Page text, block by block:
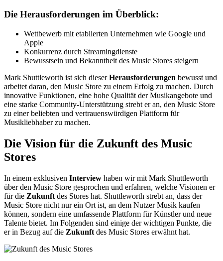
Die Herausforderungen im Überblick:
Wettbewerb mit etablierten Unternehmen wie Google und
Apple
Konkurrenz durch Streamingdienste
Bewusstsein und Bekanntheit des Music Stores steigern
Mark Shuttleworth ist sich dieserHerausforderungen bewusst und
arbeitet daran, den Music Store zu einem Erfolg zu machen. Durch
innovative Funktionen, eine hohe Qualität der Musikangebote und
eine starke Community-Unterstützung strebt er an, den Music Store
zu einer beliebten und vertrauenswürdigen Plattform für
Musikliebhaber zu machen.
Die Vision für die Zukunft des Music
Stores
In einem exklusiven Interview haben wir mit Mark Shuttleworth
über den Music Store gesprochen und erfahren, welche Visionen er
für die Zukunft des Stores hat. Shuttleworth strebt an, dass der
Music Store nicht nur ein Ort ist, an dem Nutzer Musik kaufen
können, sondern eine umfassende Plattform für Künstler und neue
Talente bietet. Im Folgenden sind einige der wichtigen Punkte, die
er in Bezug auf die Zukunft des Music Stores erwähnt hat.